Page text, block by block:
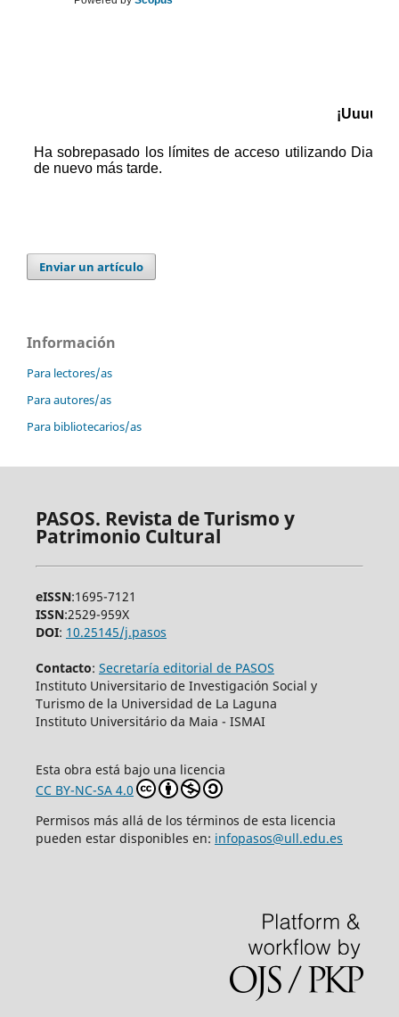
Enviar un artículo
Información
Para lectores/as
Para autores/as
Para bibliotecarios/as
PASOS. Revista de Turismo y
Patrimonio Cultural
eISSN:1695-7121
ISSN:2529-959X
DOI: 10.25145/j.pasos
Contacto: Secretaría editorial de PASOS
Instituto Universitario de Investigación Social y
Turismo de la Universidad de La Laguna
Instituto Universitário da Maia - ISMAI
Esta obra está bajo una licencia
CC BY-NC-SA 4.0
Permisos más allá de los términos de esta licencia
pueden estar disponibles en: infopasos@ull.edu.es